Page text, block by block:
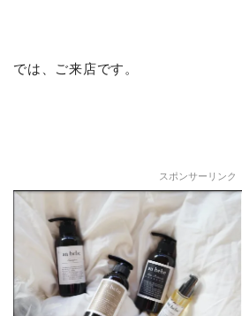
では、ご来店です。
スポンサーリンク